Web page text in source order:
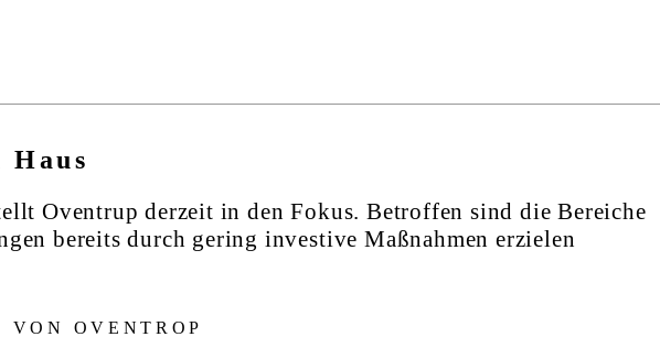
Oventrup derzeit in den Fokus. Betroffen sind die Bereiche
bereits durch gering investive Maßnahmen erzielen
OVENTROP